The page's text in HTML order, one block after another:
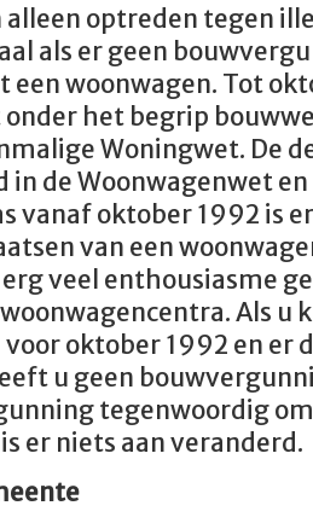
alleen optreden tegen
als er geen
een woonwagen. Tot
het begrip
Woningwet. De
in de Woonwagenwet
vanaf oktober 1992 is
van een
veel enthousiasme
Als u
oktober 1992 en er
u geen
tegenwoordig
er niets aan veranderd.